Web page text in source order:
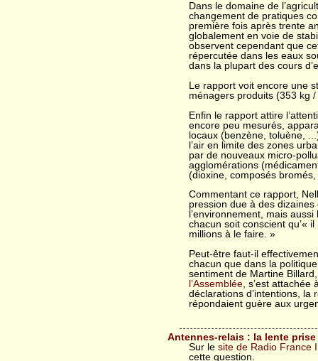
Dans le domaine de
changement de pratiques
première fois après trente
globalement en voie de
observent cependant que
répercutée dans les eaux
dans la plupart des cours
Le rapport voit encore une
ménagers produits (353 kg
Enfin le rapport attire
encore peu mesurés,
locaux (benzène, toluène,
l’air en limite des zones
par de nouveaux micro-
agglomérations
(dioxine, composés
Commentant ce rapport,
pression due à des
l’environnement, mais
chacun soit conscient qu’«
millions à le faire. »
Peut-être faut-il
chacun que dans la
sentiment de Martine
l’Assemblée , s’est
déclarations d’intentions, la
répondaient guère aux
Antennes-relais : la lente
Sur lesite de Radio France
cette question.